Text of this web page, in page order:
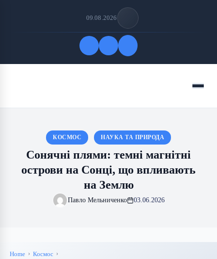
09.08.2026
Menu
КОСМОС НАУКА ТА ПРИРОДА
Сонячні плями: темні магнітні
острови на Сонці, що впливають
на Землю
Павло Мельниченко 03.06.2026
Home
Космос